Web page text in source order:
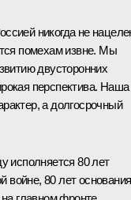
никогда не
помехам извне. Мы
двусторонних
перспектива. Наша
а долгосрочный
исполняется 80 лет
80 лет основания